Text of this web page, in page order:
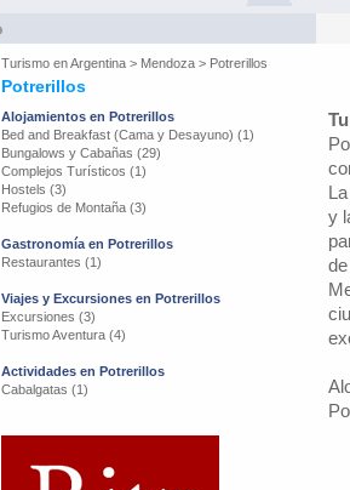
Turismo enArgentina > Mendoza > Potrerillos
Potrerillos
Alojamientos en Potrerillos
Bed and Breakfast (Cama y Desayuno) (1)
Bungalows y Cabañas (29)
Complejos Turísticos (1)
Hostels (3)
Refugios de Montaña (3)
Gastronomía en Potrerillos
Restaurantes (1)
Viajes y Excursiones en Potrerillos
Excursiones (3)
Turismo Aventura (4)
Actividades en Potrerillos
Cabalgatas (1)
y